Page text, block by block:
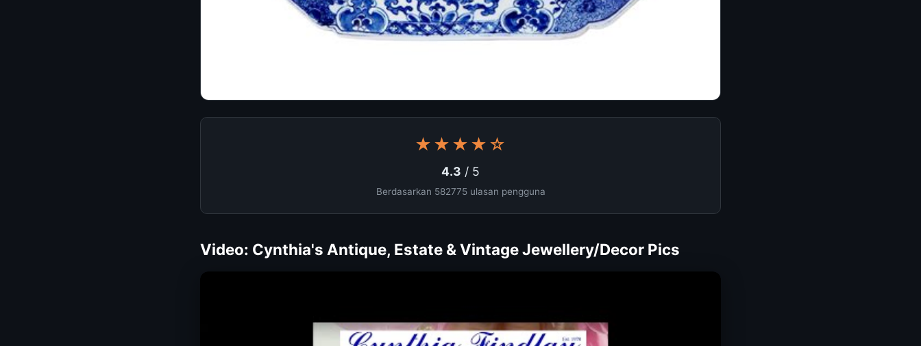
★★★★☆
4.3 / 5
Berdasarkan 582775 ulasan pengguna
Video: Cynthia's Antique, Estate & Vintage Jewellery/Decor Pics